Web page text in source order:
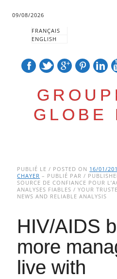
09/08/2026
FRANÇAIS
ENGLISH
GLOBE
Main menu
to
content
PUBLIÉ LE / POSTED ON 16/01/
CHAYER – PUBLIÉ PAR /
SOURCE DE CONFIANCE POUR
ANALYSES FIABLES / YOUR
NEWS AND RELIABLE ANALYSIS
HIV/AIDS
more
live with